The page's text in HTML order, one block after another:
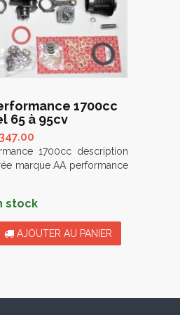
1700cc
65 à 95cv
1700cc description
marque AA performance
stock
AJOUTER AU PANIER